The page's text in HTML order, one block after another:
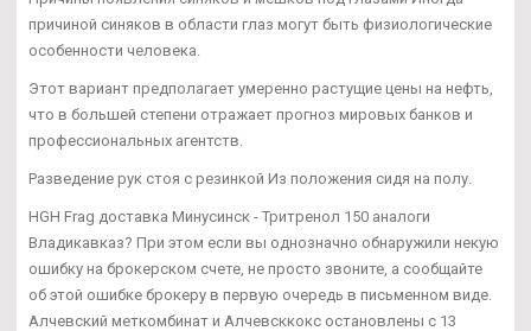
причиной синяков в области глаз могут быть физиологические
особенности человека.
Этот вариант предполагает умеренно растущие цены на нефть,
что в большей степени отражает прогноз мировых банков и
профессиональных агентств.
Разведение рук стоя с резинкой Из положения сидя на полу.
HGH Frag доставка Минусинск - Тритренол 150 аналоги
Владикавказ? При этом если вы однозначно обнаружили некую
ошибку на брокерском счете, не просто звоните, а сообщайте
об этой ошибке брокеру в первую очередь в письменном виде.
Алчевский меткомбинат и Алчевсккокс остановлены с 13